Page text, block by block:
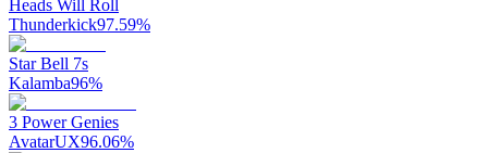
Heads Will Roll
Thunderkick97.59%
Star Bell 7s
Kalamba96%
3 Power Genies
AvatarUX96.06%